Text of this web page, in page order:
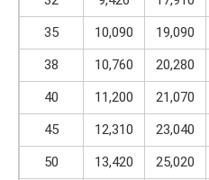
35
10,090 19,090
38
10,760 20,280
40
11,200 21,070
45
12,310 23,040
50
13,420 25,020